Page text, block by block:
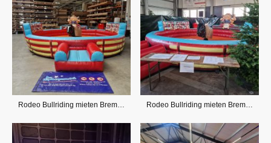
Rodeo Bullriding mieten Bremen, OHZ und Umland Rodeo Bullriding mieten Bremen, OHZ und Umland